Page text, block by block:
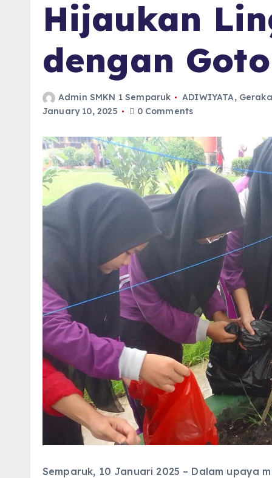
Hijaukan
dengan
Admin SMKN 1 Semparuk ADIWIYATA,
January 10, 2025
0 Comments
Semparuk, 10 Januari 2025 – Dalam upaya